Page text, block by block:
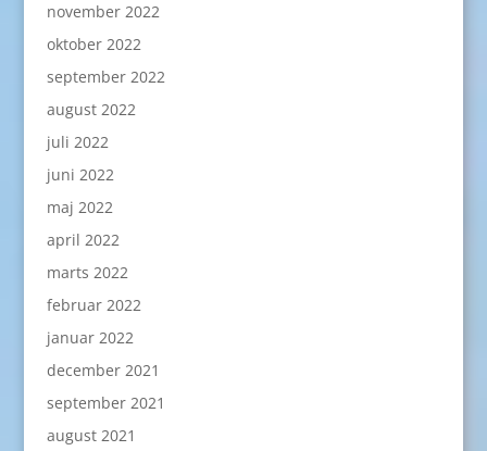
november 2022
oktober 2022
september 2022
august 2022
juli 2022
juni 2022
maj 2022
april 2022
marts 2022
februar 2022
januar 2022
december 2021
september 2021
august 2021